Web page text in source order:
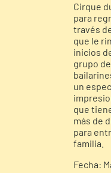
Cirque
para
través
que le
inicios
grupo
un
que
más de
para
familia.
Fecha: